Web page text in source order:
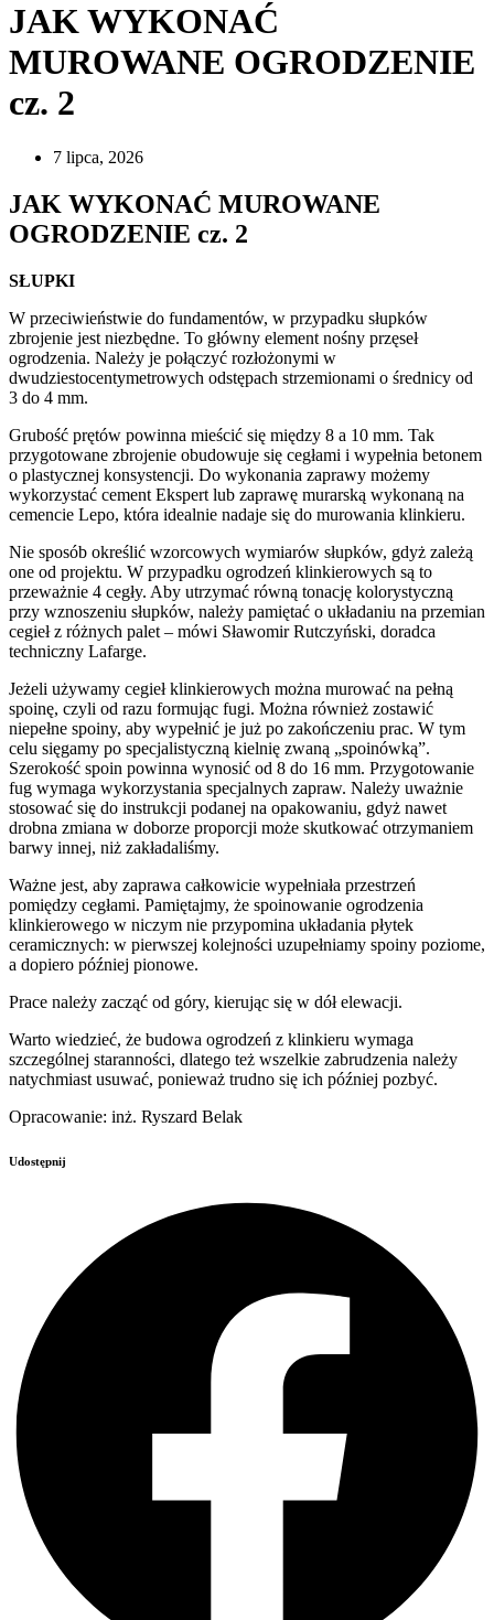
JAK WYKONAĆ
MUROWANE OGRODZENIE
cz. 2
7 lipca, 2026
JAK WYKONAĆ MUROWANE
OGRODZENIE cz. 2
SŁUPKI
W przeciwieństwie do fundamentów, w przypadku słupków
zbrojenie jest niezbędne. To główny element nośny przęseł
ogrodzenia. Należy je połączyć rozłożonymi w
dwudziestocentymetrowych odstępach strzemionami o średnicy od
3 do 4 mm.
Grubość prętów powinna mieścić się między 8 a 10 mm. Tak
przygotowane zbrojenie obudowuje się cegłami i wypełnia betonem
o plastycznej konsystencji. Do wykonania zaprawy możemy
wykorzystać cement Ekspert lub zaprawę murarską wykonaną na
cemencie Lepo, która idealnie nadaje się do murowania klinkieru.
Nie sposób określić wzorcowych wymiarów słupków, gdyż zależą
one od projektu. W przypadku ogrodzeń klinkierowych są to
przeważnie 4 cegły. Aby utrzymać równą tonację kolorystyczną
przy wznoszeniu słupków, należy pamiętać o układaniu na przemian
cegieł z różnych palet – mówi Sławomir Rutczyński, doradca
techniczny Lafarge.
Jeżeli używamy cegieł klinkierowych można murować na pełną
spoinę, czyli od razu formując fugi. Można również zostawić
niepełne spoiny, aby wypełnić je już po zakończeniu prac. W tym
celu sięgamy po specjalistyczną kielnię zwaną „spoinówką”.
Szerokość spoin powinna wynosić od 8 do 16 mm. Przygotowanie
fug wymaga wykorzystania specjalnych zapraw. Należy uważnie
stosować się do instrukcji podanej na opakowaniu, gdyż nawet
drobna zmiana w doborze proporcji może skutkować otrzymaniem
barwy innej, niż zakładaliśmy.
Ważne jest, aby zaprawa całkowicie wypełniała przestrzeń
pomiędzy cegłami. Pamiętajmy, że spoinowanie ogrodzenia
klinkierowego w niczym nie przypomina układania płytek
ceramicznych: w pierwszej kolejności uzupełniamy spoiny poziome,
a dopiero później pionowe.
Prace należy zacząć od góry, kierując się w dół elewacji.
Warto wiedzieć, że budowa ogrodzeń z klinkieru wymaga
szczególnej staranności, dlatego też wszelkie zabrudzenia należy
natychmiast usuwać, ponieważ trudno się ich później pozbyć.
Opracowanie: inż. Ryszard Belak
Udostępnij